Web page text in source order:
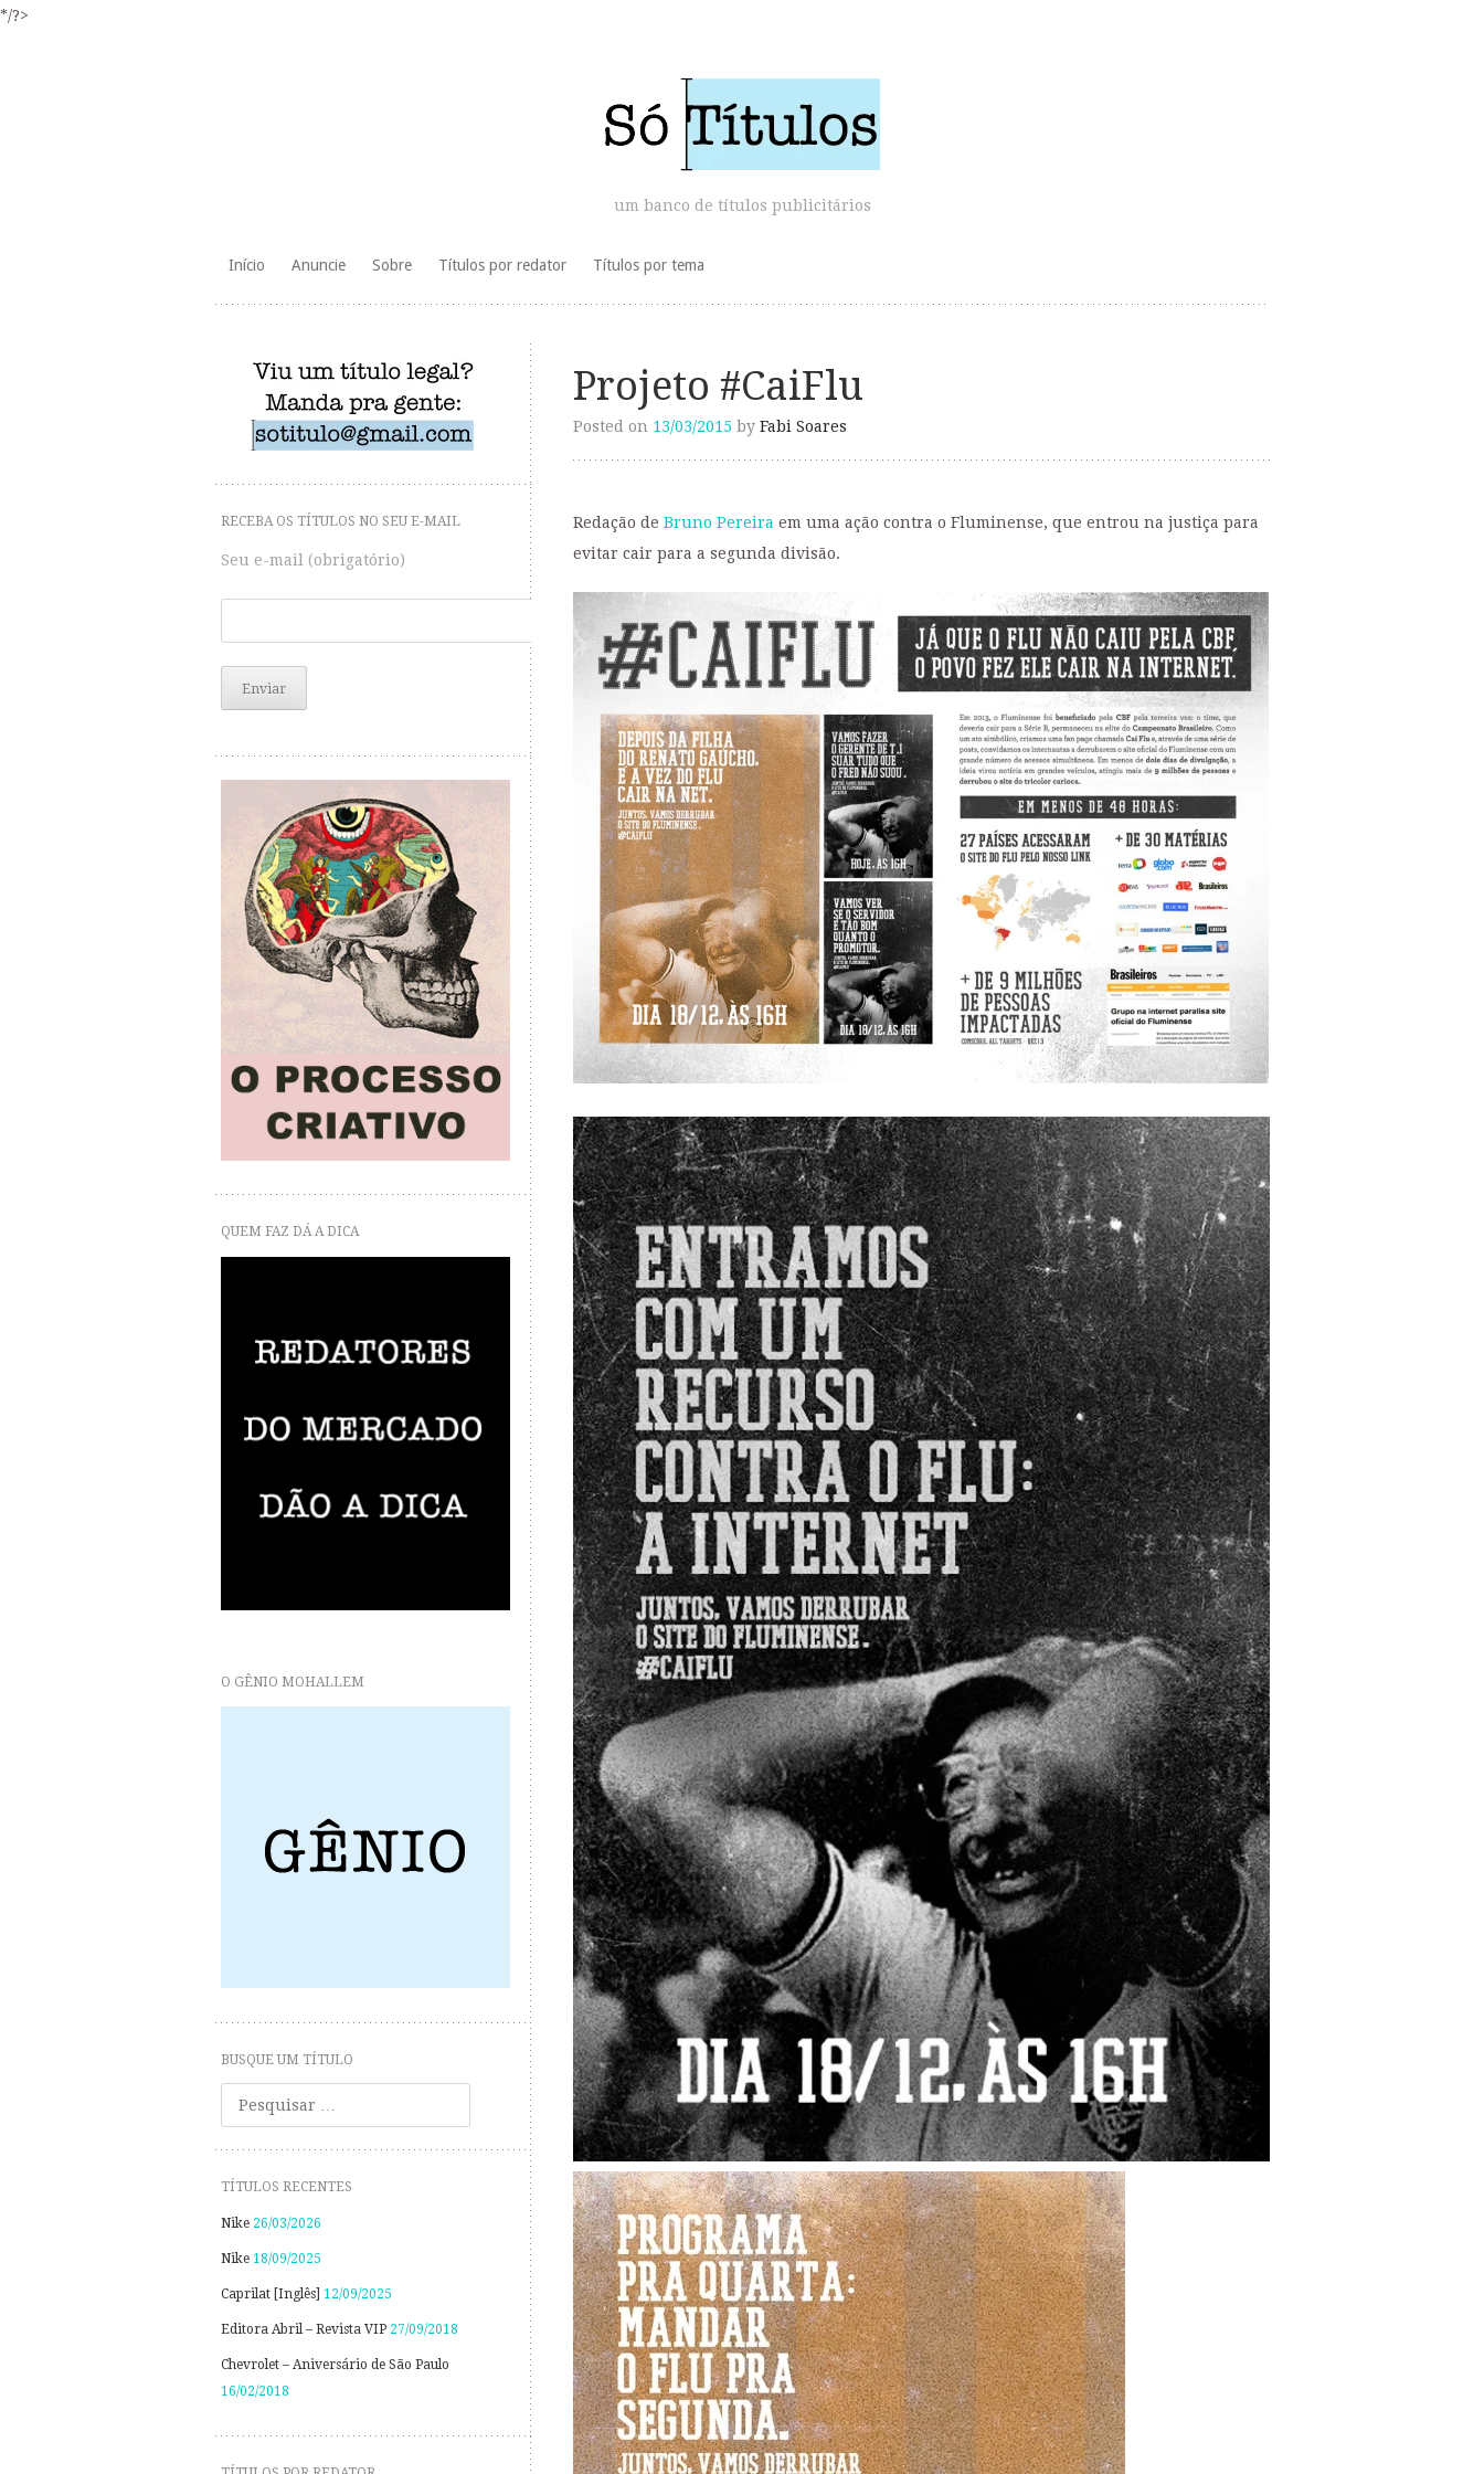
*/?>
um banco de títulos publicitários
Skip
Início Anuncie Sobre Títulos por redator Títulos por tema
Projeto #CaiFlu
Posted on 13/03/2015 byFabi Soares
Redação deBruno Pereira em uma ação contra o Fluminense, que entrou na justiça para
evitar cair para a segunda divisão.
RECEBA OS TÍTULOS NO SEU E-MAIL
Seu e-mail (obrigatório)
QUEM FAZ DÁ A DICA
O GÊNIO MOHALLEM
BUSQUE UM TÍTULO
Pesquisar
TÍTULOS RECENTES
Nike 26/03/2026
Nike 18/09/2025
Caprilat [Inglês] 12/09/2025
Editora Abril – Revista VIP 27/09/2018
Chevrolet – Aniversário de São Paulo
16/02/2018